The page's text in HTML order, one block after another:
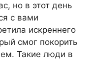
но в этот день
с вами
искреннего
смог покорить
Такие люди в